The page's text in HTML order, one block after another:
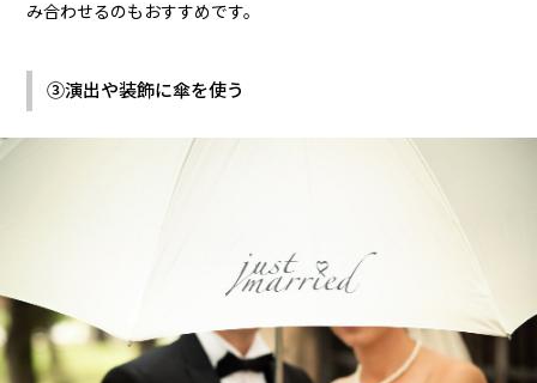
み合わせるのもおすすめです。
③演出や装飾に傘を使う